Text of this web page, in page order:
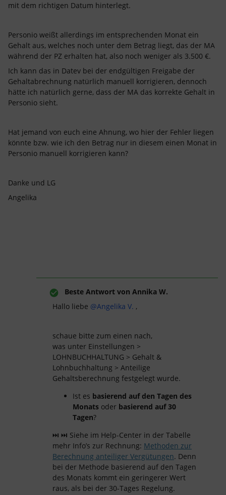
mit dem richtigen Datum hinterlegt.
Personio weißt allerdings im entsprechenden Monat ein
Gehalt aus, welches noch unter dem Betrag liegt, das der MA
während der PZ erhalten hat, also noch weniger als 3.500 €.
Ich kann das in Datev bei der endgültigen Freigabe der
Gehaltabrechnung natürlich manuell korrigieren, dennoch
hätte ich natürlich gerne, dass der MA das korrekte Gehalt in
Personio sieht.
Hat jemand von euch eine Ahnung, wo hier der Fehler liegen
könnte bzw. wie ich den Betrag nur in diesem einen Monat in
Personio manuell korrigieren kann?
Danke und LG
Angelika
Beste Antwort von Annika W.
Hallo liebe @Angelika V. ,
schaue bitte zum einen nach,
was unter Einstellungen >
LOHNBUCHHALTUNG > Gehalt &
Lohnbuchhaltung > Anteilige
Gehaltsberechnung festgelegt wurde.
Ist es basierend auf den Tagen des
Monats oder basierend auf 30
Tagen?
⏭ ⏭ Siehe im Help-Center in der Tabelle
mehr Info’s zur Rechnung: Methoden zur
Berechnung anteiliger Vergütungen. Denn
bei der Methode basierend auf den Tagen
des Monats kommt ein geringerer Wert
raus, als bei der 30-Tages Regelung.